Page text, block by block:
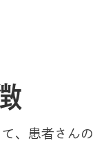
、患者さんの